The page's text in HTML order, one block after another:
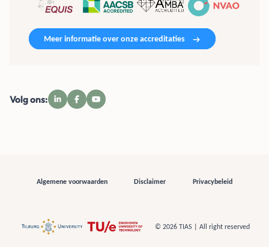
Meer informatie over onze accreditaties
Volg ons:
Algemene voorwaarden Disclaimer Privacybeleid
© 2026 TIAS | All right reserved